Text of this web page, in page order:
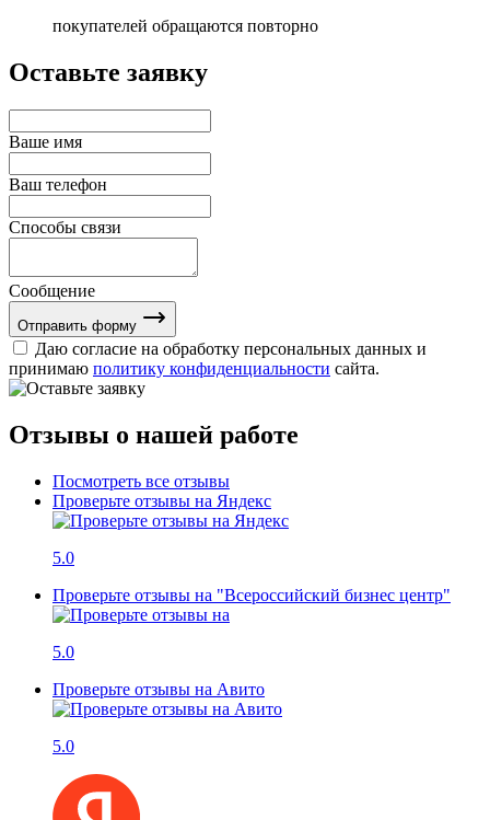
покупателей обращаются повторно
Оставьте заявку
Ваше имя
Ваш телефон
Способы связи
Сообщение
Отправить форму
Даю согласие на обработку персональных данных и
принимаю политику конфиденциальности сайта.
Отзывы о нашей работе
Посмотреть все отзывы
Проверьте отзывы на Яндекс
5.0
Проверьте отзывы на "Всероссийский бизнес центр"
5.0
Проверьте отзывы на Авито
5.0